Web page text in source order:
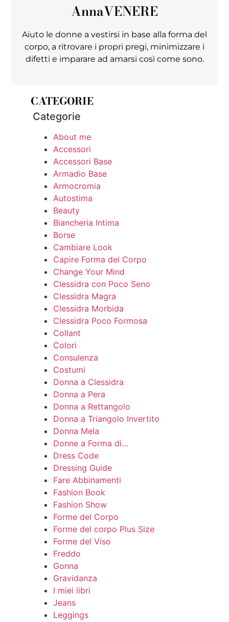
AnnaVENERE
Aiuto le donne a vestirsi in base alla forma del
corpo, a ritrovare i propri pregi, minimizzare i
difetti e imparare ad amarsi così come sono.
CATEGORIE
Categorie
About me
Accessori
Accessori Base
Armadio Base
Armocromia
Autostima
Beauty
Biancheria Intima
Borse
Cambiare Look
Capire Forma del Corpo
Change Your Mind
Clessidra con Poco Seno
Clessidra Magra
Clessidra Morbida
Clessidra Poco Formosa
Collant
Colori
Consulenza
Costumi
Donna a Clessidra
Donna a Pera
Donna a Rettangolo
Donna a Triangolo Invertito
Donna Mela
Donne a Forma di…
Dress Code
Dressing Guide
Fare Abbinamenti
Fashion Book
Fashion Show
Forme del Corpo
Forme del corpo Plus Size
Forme del Viso
Freddo
Gonna
Gravidanza
I miei libri
Jeans
Leggings